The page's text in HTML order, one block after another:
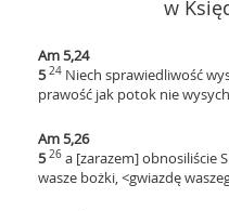
w
Am 5,24
5 24 Niech sprawiedliwość
prawość jak potok nie
Am 5,26
5 26 a [zarazem] obnosiliście
wasze bożki, <gwiazdę